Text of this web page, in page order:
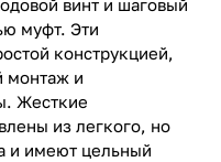
винт и шаговый
муфт. Эти
конструкцией,
монтаж и
Жесткие
из легкого, но
и имеют цельный